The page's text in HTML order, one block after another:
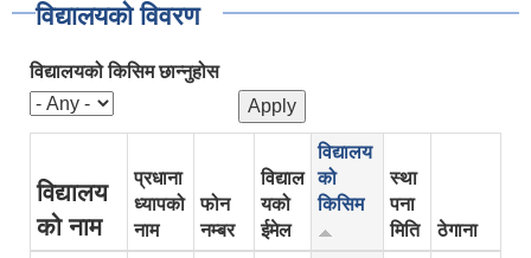
विद्यालयको विवरण
विद्यालयको किसिम छान्नुहोस
विद्यालय
को नाम
प्रधाना
ध्यापको
नाम
फोन
नम्बर
विद्याल
यको
ईमेल
विद्यालय
को
किसिम
स्था
पना
मिति
ठेगाना